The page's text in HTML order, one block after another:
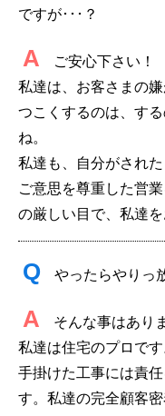
ですが･･･？
A
ご安心下さい！
私達は、お客さまの
つこくするのは、す
ね。
私達も、自分がされ
ご意思を尊重した営
の厳しい目で、私達を
Q やったらやりっ
A
そんな事はあり
私達は住宅のプロで
手掛けた工事には責
す。私達の完全顧客